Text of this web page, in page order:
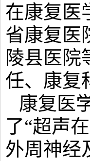
在康复医
省康复医
陵县医院
任、康复
康复医
了“超声
外周神经